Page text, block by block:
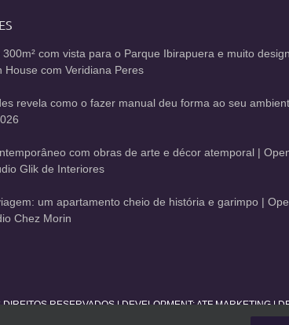
com vista para o Parque Ibirapuera e muito design
House com Veridiana Peres
revela como o fazer manual deu forma ao seu
com obras de arte e décor atemporal |
Glik de Interiores
um apartamento cheio de história e garimpo |
Chez Morin
RESERVADOS | DEVELOPMENT:ATF MARKETING|